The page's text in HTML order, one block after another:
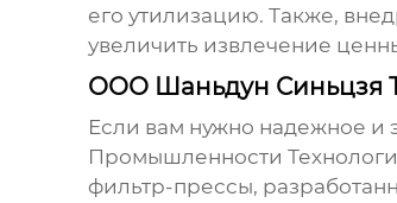
его утилизацию. Также,
увеличить извлечение
ООО Шаньдун Синьцзя
Если вам нужно надежное и
Промышленности
фильтр-прессы,